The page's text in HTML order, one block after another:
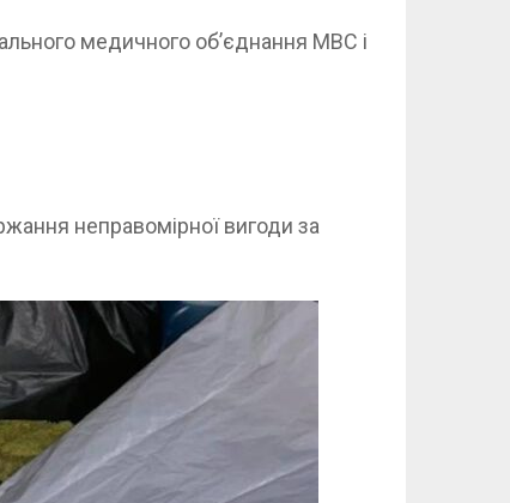
медичного об’єднання МВС і
неправомірної вигоди за